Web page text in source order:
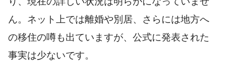
ん。ネット上では離婚や別居、さらには地方へ
の移住の噂も出ていますが、公式に発表された
事実は少ないです。